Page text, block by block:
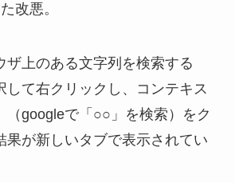
改悪。
ザ上のある文字列を検索する
して右クリックし、コンテキス
（googleで「○○」を検索）をク
果が新しいタブで表示されてい